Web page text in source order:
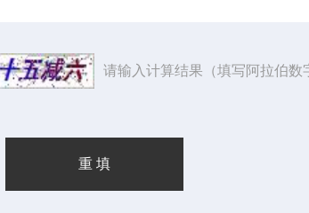
请输入计算结果（填写阿拉伯数